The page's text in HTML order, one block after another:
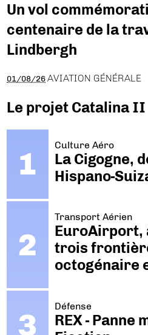
Un vol
centenaire de la
Lindbergh
01/08/26 AVIATION GÉNÉRALE
Le projet Catalina II
Culture Aéro
La Cigogne,
Hispano-
Transport Aérien
EuroAirport,
trois
octogénaire
Défense
REX - Panne